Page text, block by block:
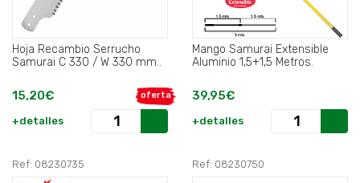
Hoja Recambio Serrucho
Samurai C 330 / W 330 mm..
oferta
15,20€
+detalles
Mango Samurai Extensible
Aluminio 1,5+1,5 Metros.
39,95€
+detalles
Ref: 08230735 Ref: 08230750